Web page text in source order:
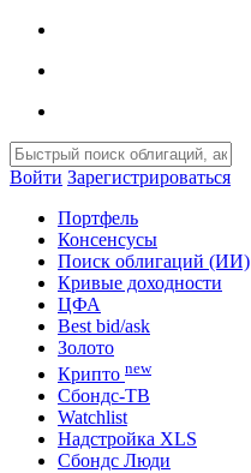
Войти Зарегистрироваться
Портфель
Консенсусы
Поиск облигаций (ИИ)
Кривые доходности
ЦФА
Best bid/ask
Золото
Крипто new
Сбондс-ТВ
Watchlist
Надстройка XLS
Сбондс Люди